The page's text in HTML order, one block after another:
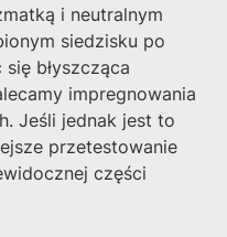
i neutralnym
siedzisku po
błyszcząca
impregnowania
Jeśli jednak jest to
przetestowanie
części